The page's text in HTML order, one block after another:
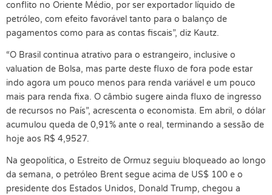
conflito no Oriente Médio, por ser exportador líquido de
petróleo, com efeito favorável tanto para o balanço de
pagamentos como para as contas fiscais”, diz Kautz.
“O Brasil continua atrativo para o estrangeiro, inclusive o
valuation de Bolsa, mas parte deste fluxo de fora pode estar
indo agora um pouco menos para renda variável e um pouco
mais para renda fixa. O câmbio sugere ainda fluxo de ingresso
de recursos no País”, acrescenta o economista. Em abril, o dólar
acumulou queda de 0,91% ante o real, terminando a sessão de
hoje aos R$ 4,9527.
Na geopolítica, o Estreito de Ormuz seguiu bloqueado ao longo
da semana, o petróleo Brent segue acima de US$ 100 e o
presidente dos Estados Unidos, Donald Trump, chegou a